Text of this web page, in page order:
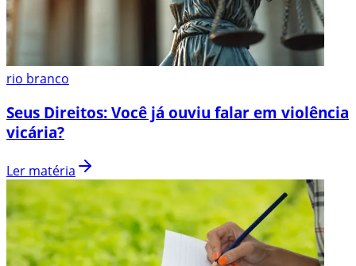
rio branco
Seus Direitos: Você já ouviu falar em violência
vicária?
Ler matéria